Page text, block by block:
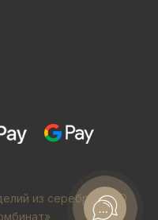
из серебра. ООО